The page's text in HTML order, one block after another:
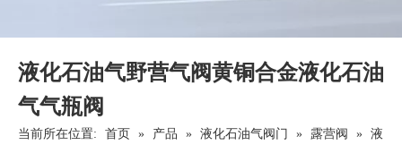
液化石油气野营气阀黄铜合金液化石油
气气瓶阀
当前所在位置: 首页 » 产品 » 液化石油气阀门 » 露营阀 » 液